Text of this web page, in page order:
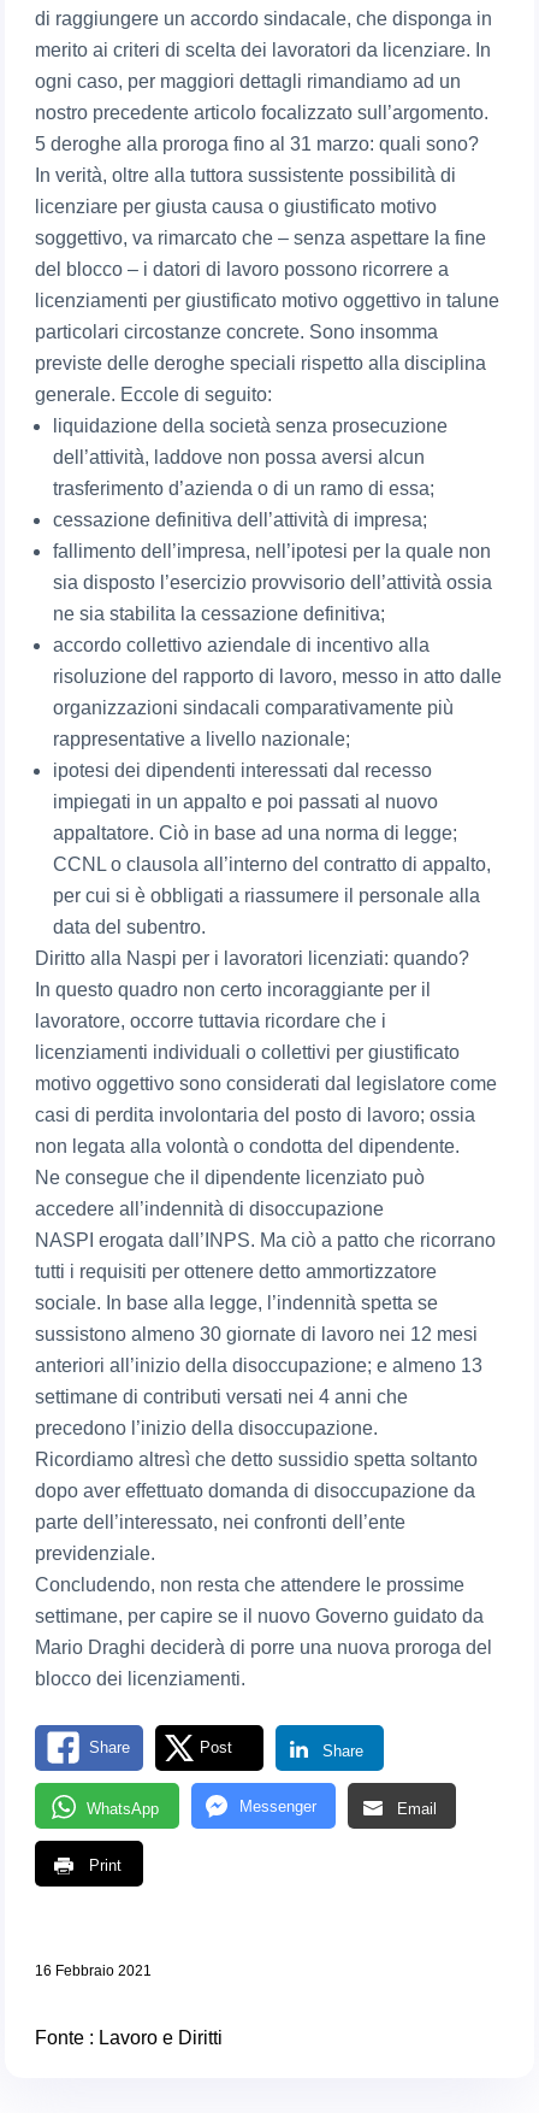
di raggiungere un accordo sindacale, che disponga in
merito ai criteri di scelta dei lavoratori da licenziare. In
ogni caso, per maggiori dettagli rimandiamo ad un
nostro precedente articolo focalizzato sull’argomento.
5 deroghe alla proroga fino al 31 marzo: quali sono?
In verità, oltre alla tuttora sussistente possibilità di
licenziare per giusta causa o giustificato motivo
soggettivo, va rimarcato che – senza aspettare la fine
del blocco – i datori di lavoro possono ricorrere a
licenziamenti per giustificato motivo oggettivo in talune
particolari circostanze concrete. Sono insomma
previste delle deroghe speciali rispetto alla disciplina
generale. Eccole di seguito:
liquidazione della società senza prosecuzione
dell’attività, laddove non possa aversi alcun
trasferimento d’azienda o di un ramo di essa;
cessazione definitiva dell’attività di impresa;
fallimento dell’impresa, nell’ipotesi per la quale non
sia disposto l’esercizio provvisorio dell’attività ossia
ne sia stabilita la cessazione definitiva;
accordo collettivo aziendale di incentivo alla
risoluzione del rapporto di lavoro, messo in atto dalle
organizzazioni sindacali comparativamente più
rappresentative a livello nazionale;
ipotesi dei dipendenti interessati dal recesso
impiegati in un appalto e poi passati al nuovo
appaltatore. Ciò in base ad una norma di legge;
CCNL o clausola all’interno del contratto di appalto,
per cui si è obbligati a riassumere il personale alla
data del subentro.
Diritto alla Naspi per i lavoratori licenziati: quando?
In questo quadro non certo incoraggiante per il
lavoratore, occorre tuttavia ricordare che i
licenziamenti individuali o collettivi per giustificato
motivo oggettivo sono considerati dal legislatore come
casi di perdita involontaria del posto di lavoro; ossia
non legata alla volontà o condotta del dipendente.
Ne consegue che il dipendente licenziato può
accedere all’indennità di disoccupazione
NASPI erogata dall’INPS. Ma ciò a patto che ricorrano
tutti i requisiti per ottenere detto ammortizzatore
sociale. In base alla legge, l’indennità spetta se
sussistono almeno 30 giornate di lavoro nei 12 mesi
anteriori all’inizio della disoccupazione; e almeno 13
settimane di contributi versati nei 4 anni che
precedono l’inizio della disoccupazione.
Ricordiamo altresì che detto sussidio spetta soltanto
dopo aver effettuato domanda di disoccupazione da
parte dell’interessato, nei confronti dell’ente
previdenziale.
Concludendo, non resta che attendere le prossime
settimane, per capire se il nuovo Governo guidato da
Mario Draghi deciderà di porre una nuova proroga del
blocco dei licenziamenti.
Share Post Share
WhatsApp Messenger Email
Print
16 Febbraio 2021
Fonte : Lavoro e Diritti